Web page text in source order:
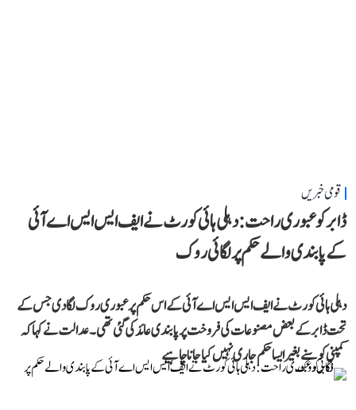
قومی خبریں
ڈابر کو عبوری راحت: دہلی ہائی کورٹ نے ایف ایس ایس اے آئی
کے پابندی والے حکم پر لگائی روک
دہلی ہائی کورٹ نے ایف ایس ایس اے آئی کے اس حکم پر عبوری روک لگا دی جس کے
تحت ڈابر کے بعض مصنوعات کی فروخت پر پابندی عائد کی گئی تھی۔ عدالت نے کہا کہ
کمپنی کو سنے بغیر ایسا حکم جاری نہیں کیا جانا چاہیے